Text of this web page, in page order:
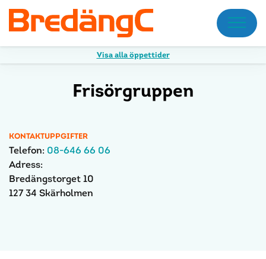
Meny
Visa alla öppettider
Frisörgruppen
KONTAKTUPPGIFTER
Telefon: 08-646 66 06
Adress:
Bredängstorget 10
127 34 Skärholmen